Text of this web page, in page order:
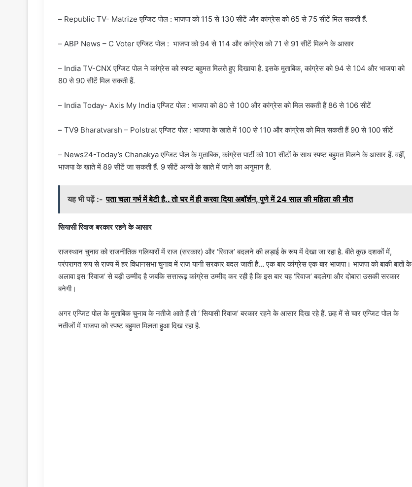
– Republic TV- Matrize एग्जिट पोल : भाजपा को 115 से 130 सीटें और कांग्रेस को 65 से 75 सीटें मिल सकती हैं.
– ABP News – C Voter एग्जिट पोल : भाजपा को 94 से 114 और कांग्रेस को 71 से 91 सीटें मिलने के आसार
– India TV-CNX एग्जिट पोल ने कांग्रेस को स्पष्ट बहुमत मिलते हुए दिखाया है. इसके मुताबिक, कांग्रेस को 94 से 104 और भाजपा को
80 से 90 सीटें मिल सकती हैं.
– India Today- Axis My India एग्जिट पोल : भाजपा को 80 से 100 और कांग्रेस को मिल सकती हैं 86 से 106 सीटें
– TV9 Bharatvarsh – Polstrat एग्जिट पोल : भाजपा के खाते में 100 से 110 और कांग्रेस को मिल सकती हैं 90 से 100 सीटें
– News24-Today’s Chanakya एग्जिट पोल के मुताबिक, कांग्रेस पार्टी को 101 सीटों के साथ स्पष्ट बहुमत मिलने के आसार हैं. वहीं,
भाजपा के खाते में 89 सीटें जा सकती हैं. 9 सीटें अन्यों के खाते में जाने का अनुमान है.
यह भी पढ़ें :- पता चला गर्भ में बेटी है.. तो घर में ही करवा दिया अबॉर्शन, पुणे में 24 साल की महिला की मौत
सियासी रिवाज बरकार रहने के आसार
राजस्थान चुनाव को राजनीतिक गलियारों में राज (सरकार) और ‘रिवाज’ बदलने की लड़ाई के रूप में देखा जा रहा है. बीते कुछ दशकों में,
परंपरागत रूप से राज्य में हर विधानसभा चुनाव में राज यानी सरकार बदल जाती है… एक बार कांग्रेस एक बार भाजपा। भाजपा को बाकी बातों के
अलावा इस ‘रिवाज’ से बड़ी उम्मीद है जबकि सत्तारूढ़ कांग्रेस उम्मीद कर रही है कि इस बार यह ‘रिवाज’ बदलेगा और दोबारा उसकी सरकार
बनेगी।
अगर एग्जिट पोल के मुताबिक चुनाव के नतीजे आते हैं तो ‘ सियासी रिवाज’ बरकार रहने के आसार दिख रहे हैं. छह में से चार एग्जिट पोल के
नतीजों में भाजपा को स्पष्ट बहुमत मिलता हुआ दिख रहा है.